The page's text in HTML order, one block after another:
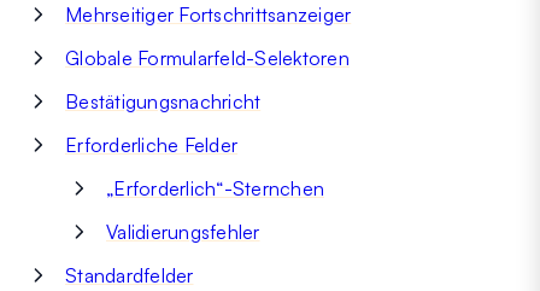
Mehrseitiger Fortschrittsanzeiger
Globale Formularfeld-Selektoren
Bestätigungsnachricht
Erforderliche Felder
„Erforderlich“-Sternchen
Validierungsfehler
Standardfelder